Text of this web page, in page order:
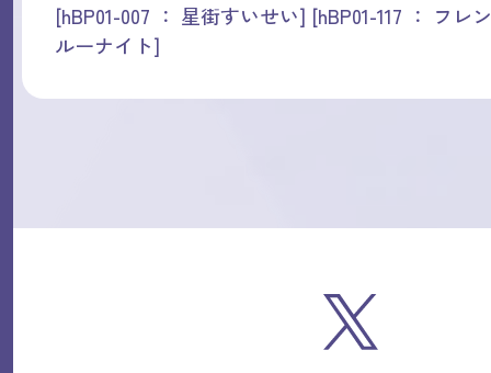
[hBP01-007 ： 星街すいせい] [hBP01-117 ： フレ
ルーナイト]